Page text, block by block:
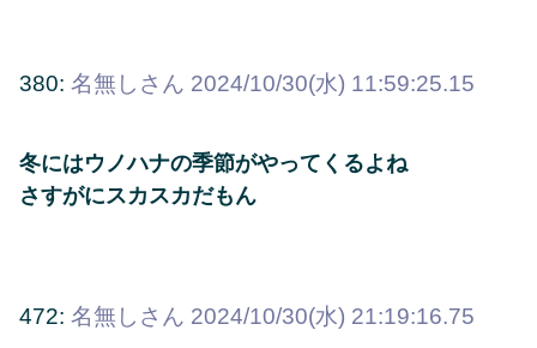
380: 名無しさん 2024/10/30(水) 11:59:25.15
冬にはウノハナの季節がやってくるよね
さすがにスカスカだもん
472: 名無しさん 2024/10/30(水) 21:19:16.75